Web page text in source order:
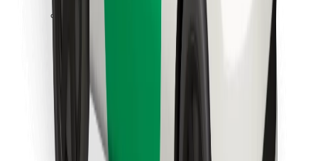
Preuzmi aplikaciju Bolt Food